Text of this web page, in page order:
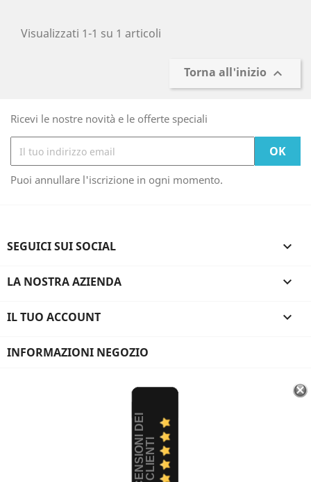
Visualizzati 1-1 su 1 articoli
Torna all'inizio 
Ricevi le nostre novità e le offerte speciali
Puoi annullare l'iscrizione in ogni momento.
SEGUICI SUI SOCIAL 
LA NOSTRA AZIENDA 
IL TUO ACCOUNT 
INFORMAZIONI NEGOZIO
R
E
C
E
N
S
I
ON
I
D
E
I
C
L
I
E
N
TI